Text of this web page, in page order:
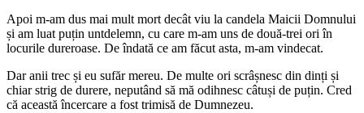
Apoi m-am dus mai mult mort decât viu la candela Maicii Domnului
și am luat puțin untdelemn, cu care m-am uns de două-trei ori în
locurile dureroase. De îndată ce am făcut asta, m-am vindecat.
Dar anii trec și eu sufăr mereu. De multe ori scrâșnesc din dinți și
chiar strig de durere, neputând să mă odihnesc câtuși de puțin. Cred
că această încercare a fost trimisă de Dumnezeu.